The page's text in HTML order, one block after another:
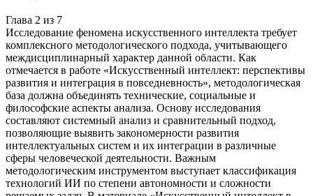
Глава 2 из 7
Исследование феномена искусственного интеллекта требует
комплексного методологического подхода, учитывающего
междисциплинарный характер данной области. Как
отмечается в работе «Искусственный интеллект: перспективы
развития и интеграция в повседневность», методологическая
база должна объединять технические, социальные и
философские аспекты анализа. Основу исследования
составляют системный анализ и сравнительный подход,
позволяющие выявить закономерности развития
интеллектуальных систем и их интеграции в различные
сферы человеческой деятельности. Важным
методологическим инструментом выступает классификация
технологий ИИ по степени автономности и сложности